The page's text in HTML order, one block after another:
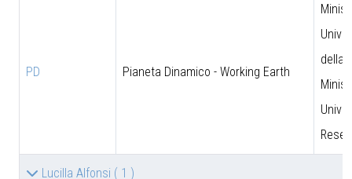
PD Pianeta Dinamico - Working Earth
della
Lucilla Alfonsi ( 1 )